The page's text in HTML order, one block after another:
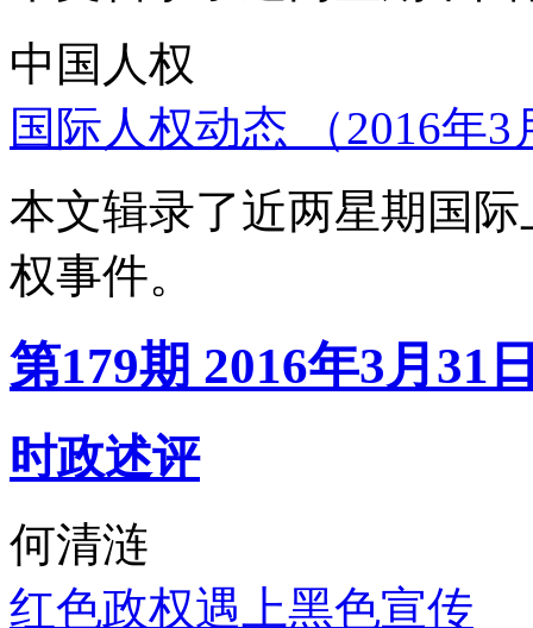
中国人权
国际人权动态 （2016年
本文辑录了近两星期国
权事件。
第179期 2016年3月31
时政述评
何清涟
红色政权遇上黑色宣传